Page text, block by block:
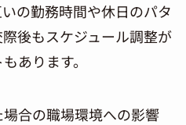
の勤務時間や休日のパタ
後もスケジュール調整が
あります。
合の職場環境への影響